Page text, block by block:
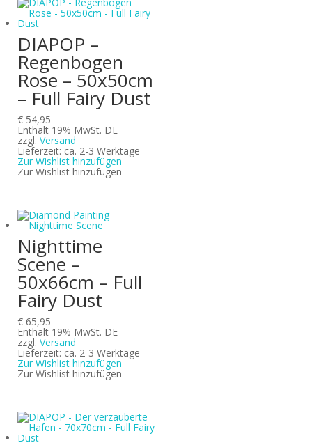
DIAPOP –
Regenbogen
Rose – 50x50cm
– Full Fairy Dust
€ 54,95
Enthält 19% MwSt. DE
zzgl.Versand
Lieferzeit: ca. 2-3 Werktage
Zur Wishlist hinzufügen
Zur Wishlist hinzufügen
Nighttime
Scene –
50x66cm – Full
Fairy Dust
€ 65,95
Enthält 19% MwSt. DE
zzgl.Versand
Lieferzeit: ca. 2-3 Werktage
Zur Wishlist hinzufügen
Zur Wishlist hinzufügen